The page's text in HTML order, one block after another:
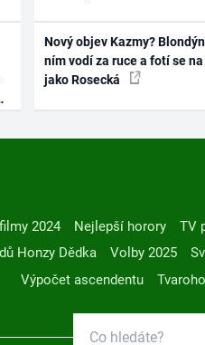
Nový objev Kazmy?
ním vodí za ruce a fotí se
jako Rosecká
2024 Nejlepší horory TV
Honzy Dědka Volby 2025
Výpočet ascendentu